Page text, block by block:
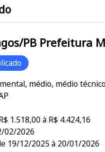
São Domingos/
médio, médio
1.518,00 à R$ 4.424,16
02/2026
19/12/2025 à 20/01/2026